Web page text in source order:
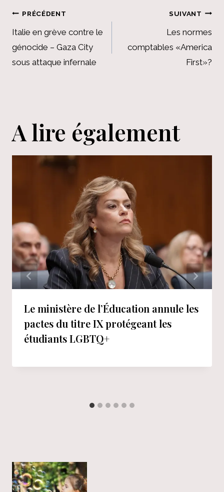
Navigation
de
l’article
PRÉCÉDENT
Italie en grève contre le
génocide – Gaza City
sous attaque infernale
SUIVANT
Les normes
comptables «America
First»?
A lire également
Le ministère de l’Éducation annule les
pactes du titre IX protégeant les
étudiants LGBTQ+